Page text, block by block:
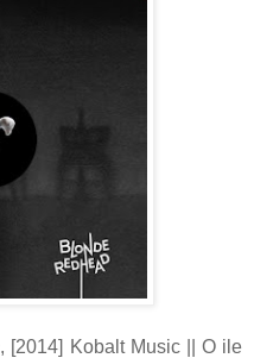
, [2014] Kobalt Music || O ile